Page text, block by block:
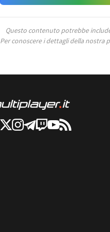
Questo contenuto potrebbe
Per conoscere i dettagli della nostra